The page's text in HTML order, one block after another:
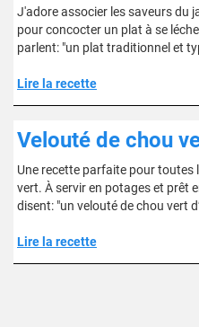
J'adore associer les saveurs du
pour concocter un plat à se
parlent: "un plat traditionnel et
Lire la recette
Velouté de chou
Une recette parfaite pour toutes
vert. À servir en potages et prêt
disent: "un velouté de chou vert
Lire la recette